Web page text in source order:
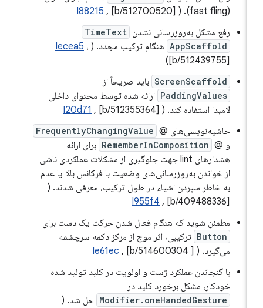
I88215, [b/512700520]
رفع مشکل به‌روزرسانی نشدن TimeText
AppScaffold هنگام ترکیب مجدد. ( Iecea5 ،
[b/512439755])
ScreenScaffold باید صریحاً از
PaddingValues ​​ارائه شده توسط محتوای داخلی
لامبدا استفاده کند. (
I20d71, [b/512355364]
حاشیه‌نویسی‌های @ FrequentlyChangingValue
و @ RememberInComposition برای ارائه
هشدارهای lint جهت جلوگیری از مشکلات عملکردی ناشی
از خواندن به‌روزرسانی‌های وضعیت با فرکانس بالا یا عدم
به خاطر سپردن اشیاء در طول ترکیب، معرفی شدند. (
I955f4, [b/409488336]
مطمئن شوید که هنگام فعال شدن حرکت یک دست برای
Button ترکیبی، اثر موج از مرکز دکمه سرچشمه
می‌گیرد. (
Ie61ec, [b/514600304 ]
با گنجاندن عملکرد ژست و اولویت در کلید تولید شده
خودکار، مشکل برخورد کلید در
Modifier.oneHandedGesture حل شد. (